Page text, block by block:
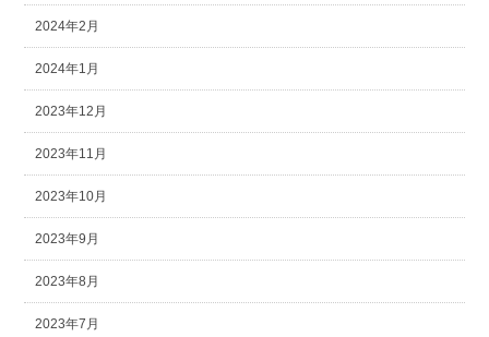
2024年2月
2024年1月
2023年12月
2023年11月
2023年10月
2023年9月
2023年8月
2023年7月